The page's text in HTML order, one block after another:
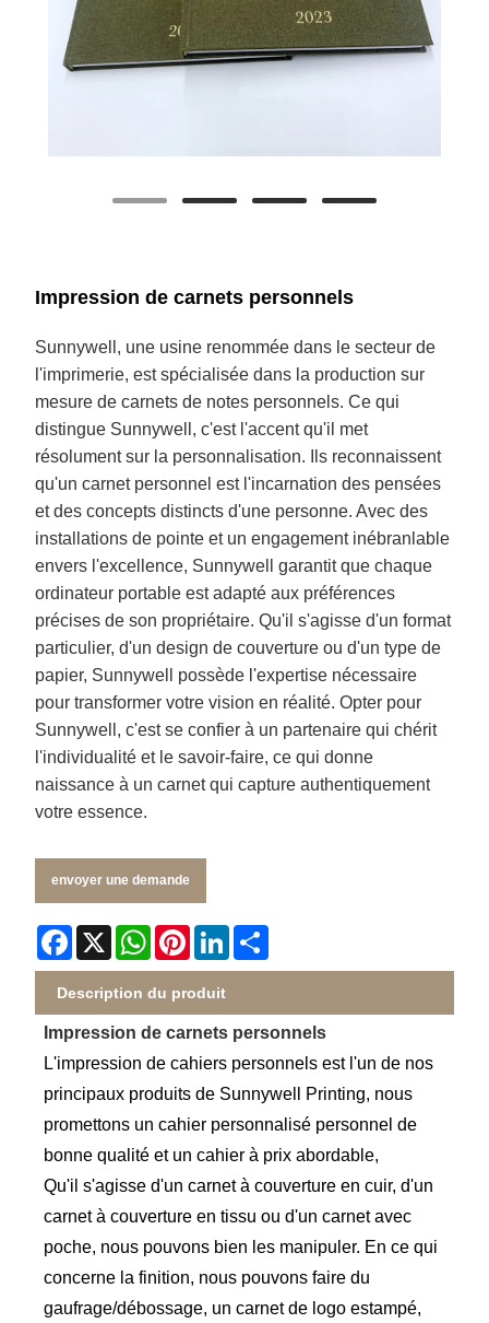
Impression de carnets personnels
Sunnywell, une usine renommée dans le secteur de
l'imprimerie, est spécialisée dans la production sur
mesure de carnets de notes personnels. Ce qui
distingue Sunnywell, c'est l'accent qu'il met
résolument sur la personnalisation. Ils reconnaissent
qu'un carnet personnel est l'incarnation des pensées
et des concepts distincts d'une personne. Avec des
installations de pointe et un engagement inébranlable
envers l'excellence, Sunnywell garantit que chaque
ordinateur portable est adapté aux préférences
précises de son propriétaire. Qu'il s'agisse d'un format
particulier, d'un design de couverture ou d'un type de
papier, Sunnywell possède l'expertise nécessaire
pour transformer votre vision en réalité. Opter pour
Sunnywell, c'est se confier à un partenaire qui chérit
l'individualité et le savoir-faire, ce qui donne
naissance à un carnet qui capture authentiquement
votre essence.
envoyer une demande
Facebook
X WhatsApp
PinterestLinkedIn
Description du produit
Impression de carnets personnels
L'impression de cahiers personnels est l'un de nos
principaux produits de Sunnywell Printing, nous
promettons un cahier personnalisé personnel de
bonne qualité et un cahier à prix abordable,
Qu'il s'agisse d'un carnet à couverture en cuir, d'un
carnet à couverture en tissu ou d'un carnet avec
poche, nous pouvons bien les manipuler. En ce qui
concerne la finition, nous pouvons faire du
gaufrage/débossage, un carnet de logo estampé,